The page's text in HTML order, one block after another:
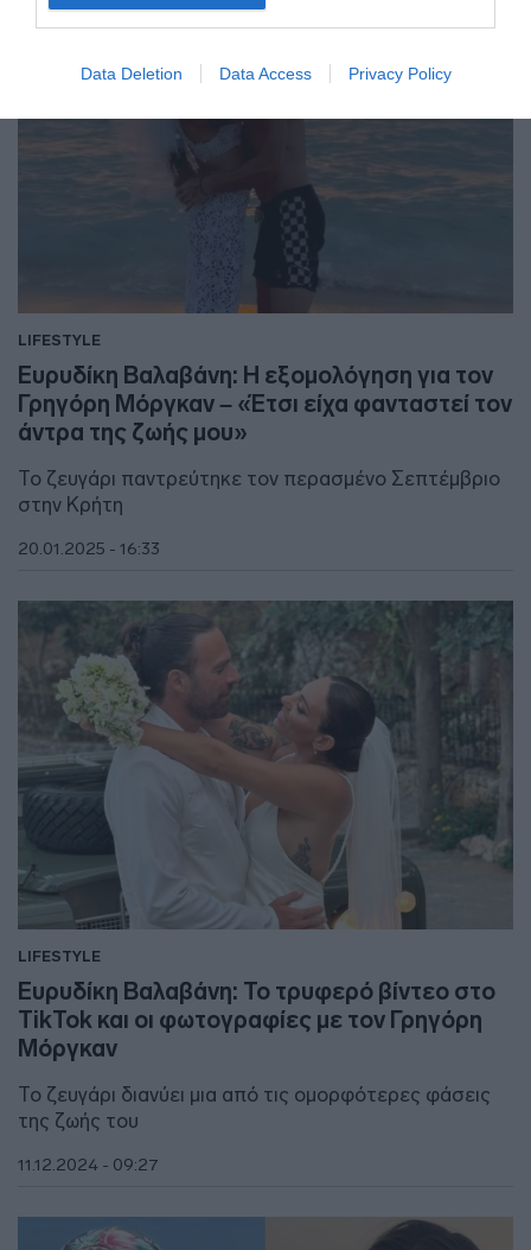
Data Deletion Data Access Privacy Policy
LIFESTYLE
Ευρυδίκη Βαλαβάνη: Η εξομολόγηση για τον
Γρηγόρη Μόργκαν – «Έτσι είχα φανταστεί τον
άντρα της ζωής μου»
Το ζευγάρι παντρεύτηκε τον περασμένο Σεπτέμβριο
στην Κρήτη
20.01.2025 - 16:33
LIFESTYLE
Ευρυδίκη Βαλαβάνη: Το τρυφερό βίντεο στο
TikTok και οι φωτογραφίες με τον Γρηγόρη
Μόργκαν
Το ζευγάρι διανύει μια από τις ομορφότερες φάσεις
της ζωής του
11.12.2024 - 09:27